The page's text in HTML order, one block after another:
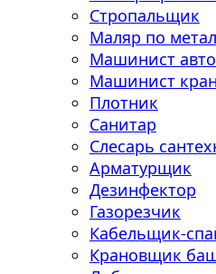
Стропальщик
Маляр по
Машинист
Машинист
Плотник
Санитар
Слесарь
Арматурщик
Дезинфектор
Газорезчик
Кабельщик-
Крановщик